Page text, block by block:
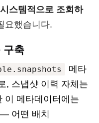
시스템적으로 조회하
요했습니다.
구축
메타
, 스냅샷 이력 자체는
이 메타데이터에는
어떤 배치